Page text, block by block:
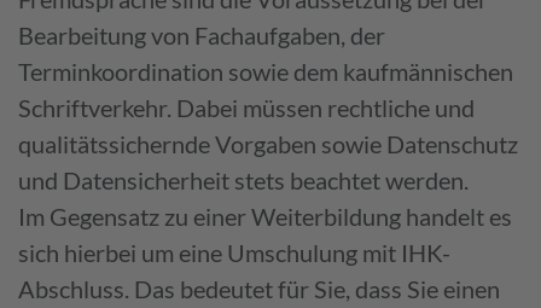
Bearbeitung von Fachaufgaben, der
Terminkoordination sowie dem kaufmännischen
Schriftverkehr. Dabei müssen rechtliche und
qualitätssichernde Vorgaben sowie Datenschutz
und Datensicherheit stets beachtet werden.
Im Gegensatz zu einer Weiterbildung handelt es
sich hierbei um eine Umschulung mit IHK-
Abschluss. Das bedeutet für Sie, dass Sie einen